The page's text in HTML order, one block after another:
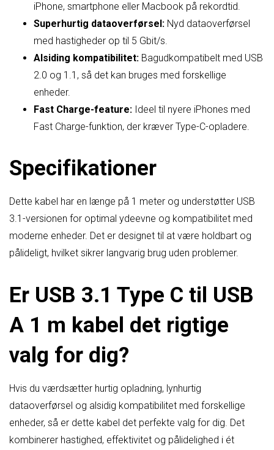
iPhone, smartphone eller Macbook på rekordtid.
Superhurtig dataoverførsel: Nyd dataoverførsel
med hastigheder op til 5 Gbit/s.
Alsiding kompatibilitet: Bagudkompatibelt med USB
2.0 og 1.1, så det kan bruges med forskellige
enheder.
Fast Charge-feature: Ideel til nyere iPhones med
Fast Charge-funktion, der kræver Type-C-opladere.
Specifikationer
Dette kabel har en længe på 1 meter og understøtter USB
3.1-versionen for optimal ydeevne og kompatibilitet med
moderne enheder. Det er designet til at være holdbart og
pålideligt, hvilket sikrer langvarig brug uden problemer.
Er USB 3.1 Type C til USB
A 1 m kabel det rigtige
valg for dig?
Hvis du værdsætter hurtig opladning, lynhurtig
dataoverførsel og alsidig kompatibilitet med forskellige
enheder, så er dette kabel det perfekte valg for dig. Det
kombinerer hastighed, effektivitet og pålidelighed i ét